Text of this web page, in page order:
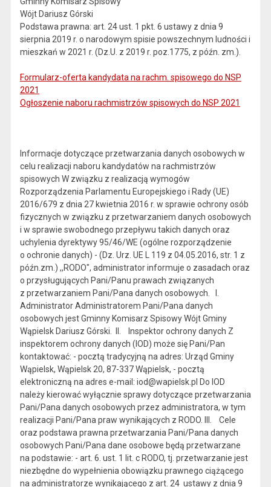
Wójt Dariusz Górski
Podstawa prawna: art. 24 ust. 1 pkt. 6 ustawy z dnia 9
sierpnia 2019 r. o narodowym spisie powszechnym ludności i
mieszkań w 2021 r. (Dz.U. z 2019 r. poz.1775, z późn. zm.).
Formularz-oferta kandydata na rachm. spisowego do NSP
2021
Ogłoszenie naboru rachmistrzów spisowych do NSP 2021
Informacje dotyczące przetwarzania danych osobowych w
celu realizacji naboru kandydatów na rachmistrzów
spisowych W związku z realizacją wymogów
Rozporządzenia Parlamentu Europejskiego i Rady (UE)
2016/679 z dnia 27 kwietnia 2016 r. w sprawie ochrony osób
fizycznych w związku z przetwarzaniem danych osobowych
i w sprawie swobodnego przepływu takich danych oraz
uchylenia dyrektywy 95/46/WE (ogólne rozporządzenie
o ochronie danych) - (Dz. Urz. UE L 119 z 04.05.2016, str. 1 z
późn.zm.) ,,RODO", administrator informuje o zasadach oraz
o przysługujących Pani/Panu prawach związanych
z przetwarzaniem Pani/Pana danych osobowych. I.
Administrator Administratorem Pani/Pana danych
osobowych jest Gminny Komisarz Spisowy Wójt Gminy
Wąpielsk Dariusz Górski. II. Inspektor ochrony danych Z
inspektorem ochrony danych (IOD) może się Pani/Pan
kontaktować: - pocztą tradycyjną na adres: Urząd Gminy
Wąpielsk, Wąpielsk 20, 87-337 Wąpielsk, - pocztą
elektroniczną na adres e-mail: iod@wapielsk.pl Do IOD
należy kierować wyłącznie sprawy dotyczące przetwarzania
Pani/Pana danych osobowych przez administratora, w tym
realizacji Pani/Pana praw wynikających z RODO. III. Cele
oraz podstawa prawna przetwarzania Pani/Pana danych
osobowych Pani/Pana dane osobowe będą przetwarzane
na podstawie: - art. 6. ust. 1 lit. c RODO, tj. przetwarzanie jest
niezbędne do wypełnienia obowiązku prawnego ciążącego
na administratorze wynikającego z art. 24 ustawy z dnia 9